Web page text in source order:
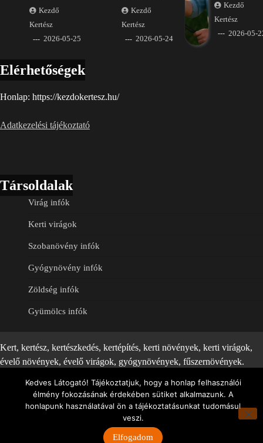
Kezdő
Kertész
2026-05-25
Kezdő
Kertész
2026-05-24
Kezdő
Kertész
2026-05-
Elérhetőségek
Honlap: https://kezdokertesz.hu/
Adatkezelési tájékoztató
Társoldalak
Virág infók
Kerti virágok
Szobanövény infók
Gyógynövény infók
Zöldség infók
Gyümölcs infók
Kert, kertész, kertészkedés, kertépítés, kerti növények, kerti virágok,
évelő növények, évelő virágok, gyógynövények, fűszernövények.
Kedves Látogató! Tájékoztatjuk, hogy a honlap felhasználói
élmény fokozásának érdekében sütiket alkalmazunk. A
honlapunk használatával ön a tájékoztatásunkat tudomásul
veszi.
Elfogadom